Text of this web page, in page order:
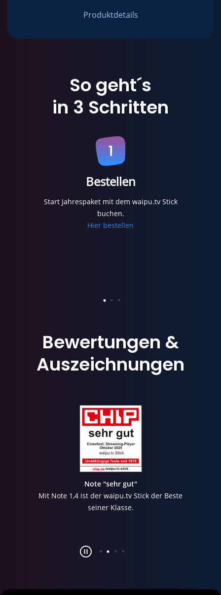
Produktdetails
So geht´s
in 3 Schritten
Bestellen
Start Jahrespaket mit dem waipu.tv Stick
buchen.
Hier bestellen
Bewertungen &
Auszeichnungen
Note "sehr gut"
Mit Note 1,4 ist der waipu.tv Stick der Beste
seiner Klasse.